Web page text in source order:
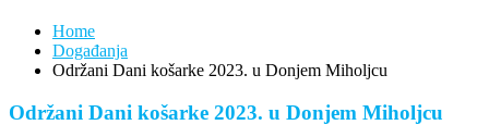
Home
Događanja
Održani Dani košarke 2023. u Donjem Miholjcu
Održani Dani košarke 2023. u Donjem Miholjcu